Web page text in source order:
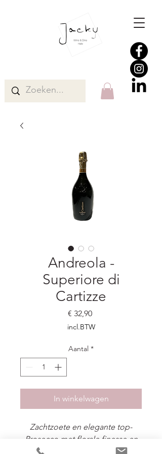
Andreola -
Superiore di
Cartizze
€ 32,90Prijs
incl.BTW
Aantal *
In winkelwagen
Zachtzoete en elegante top-
Prosecco met florale finesse en